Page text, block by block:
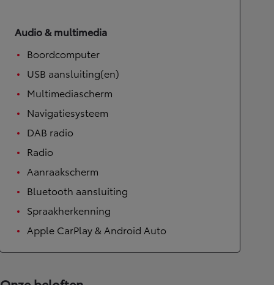
Audio & multimedia
Boordcomputer
USB aansluiting(en)
Multimediascherm
Navigatiesysteem
DAB radio
Radio
Aanraakscherm
Bluetooth aansluiting
Spraakherkenning
Apple CarPlay & Android Auto